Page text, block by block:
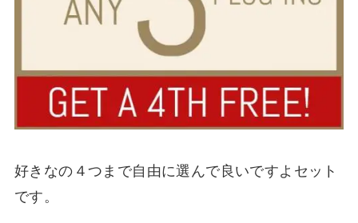
好きなの４つまで自由に選んで良いですよセット
です。